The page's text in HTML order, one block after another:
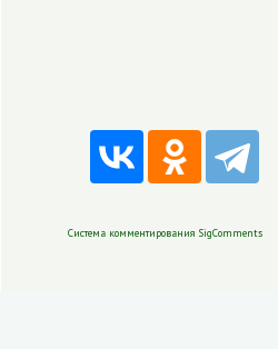
Система комментирования SigComments